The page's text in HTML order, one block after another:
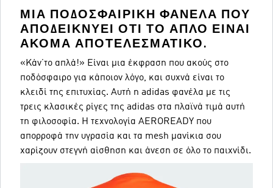
ΜΙΑ ΠΟΔΟΣΦΑΙΡΙΚΉ ΦΑΝΈΛΑ ΠΟΥ
ΑΠΟΔΕΙΚΝΎΕΙ ΌΤΙ ΤΟ ΑΠΛΌ ΕΊΝΑΙ
ΑΚΌΜΑ ΑΠΟΤΕΛΕΣΜΑΤΙΚΌ.
«Κάν΄το απλά!» Είναι μια έκφραση που ακούς στο
ποδόσφαιρο για κάποιον λόγο, και συχνά είναι το
κλειδί της επιτυχίας. Αυτή η adidas φανέλα με τις
τρεις κλασικές ρίγες της adidas στα πλαϊνά τιμά αυτή
τη φιλοσοφία. Η τεχνολογία AEROREADY που
απορροφά την υγρασία και τα mesh μανίκια σου
χαρίζουν στεγνή αίσθηση και άνεση σε όλο το παιχνίδι.